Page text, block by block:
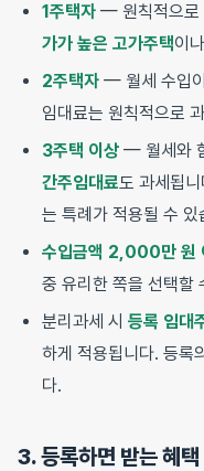
1주택자 — 원칙적으로
가가 높은 고가주택이
2주택자 — 월세 수입
임대료는 원칙적으로
3주택 이상 — 월세와
간주임대료도 과세됩
는 특례가 적용될 수 있
수입금액 2,000만 원
중 유리한 쪽을 선택할
분리과세 시 등록 임대
하게 적용됩니다. 등록
다.
3. 등록하면 받는 혜택